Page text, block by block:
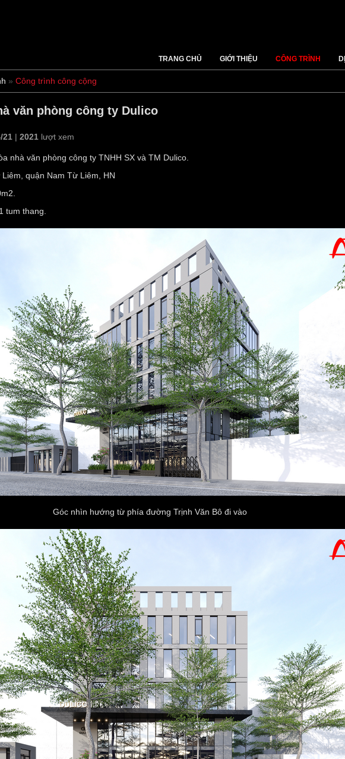
TRANG CHỦ GIỚI THIỆU CÔNG TRÌNH
» Công trình công cộng
văn phòng công ty Dulico
21 2021 lượt xem
nhà văn phòng công ty TNHH SX và TM Dulico.
quận Nam Từ Liêm, HN
tum thang.
Góc nhìn hướng từ phía đường Trịnh Văn Bô đi vào